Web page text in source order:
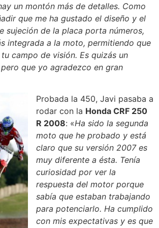
un montón más de detalles. Como
que me ha gustado el diseño y el
sujeción de la placa porta números,
integrada a la moto, permitiendo que
campo de visión. Es quizás un
que yo agradezco en gran
Probada la 450, Javi pasaba a
rodar con la Honda CRF 250
R 2008: «Ha sido la segunda
moto que he probado y está
claro que su versión 2007 es
muy diferente a ésta. Tenía
curiosidad por ver la
respuesta del motor porque
sabía que estaban trabajando
para potenciarlo. Ha cumplido
con mis expectativas y es que